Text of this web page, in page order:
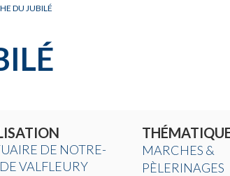
DU JUBILÉ
DE NOTRE-
VALFLEURY
MARCHES &
PÈLERINAGES